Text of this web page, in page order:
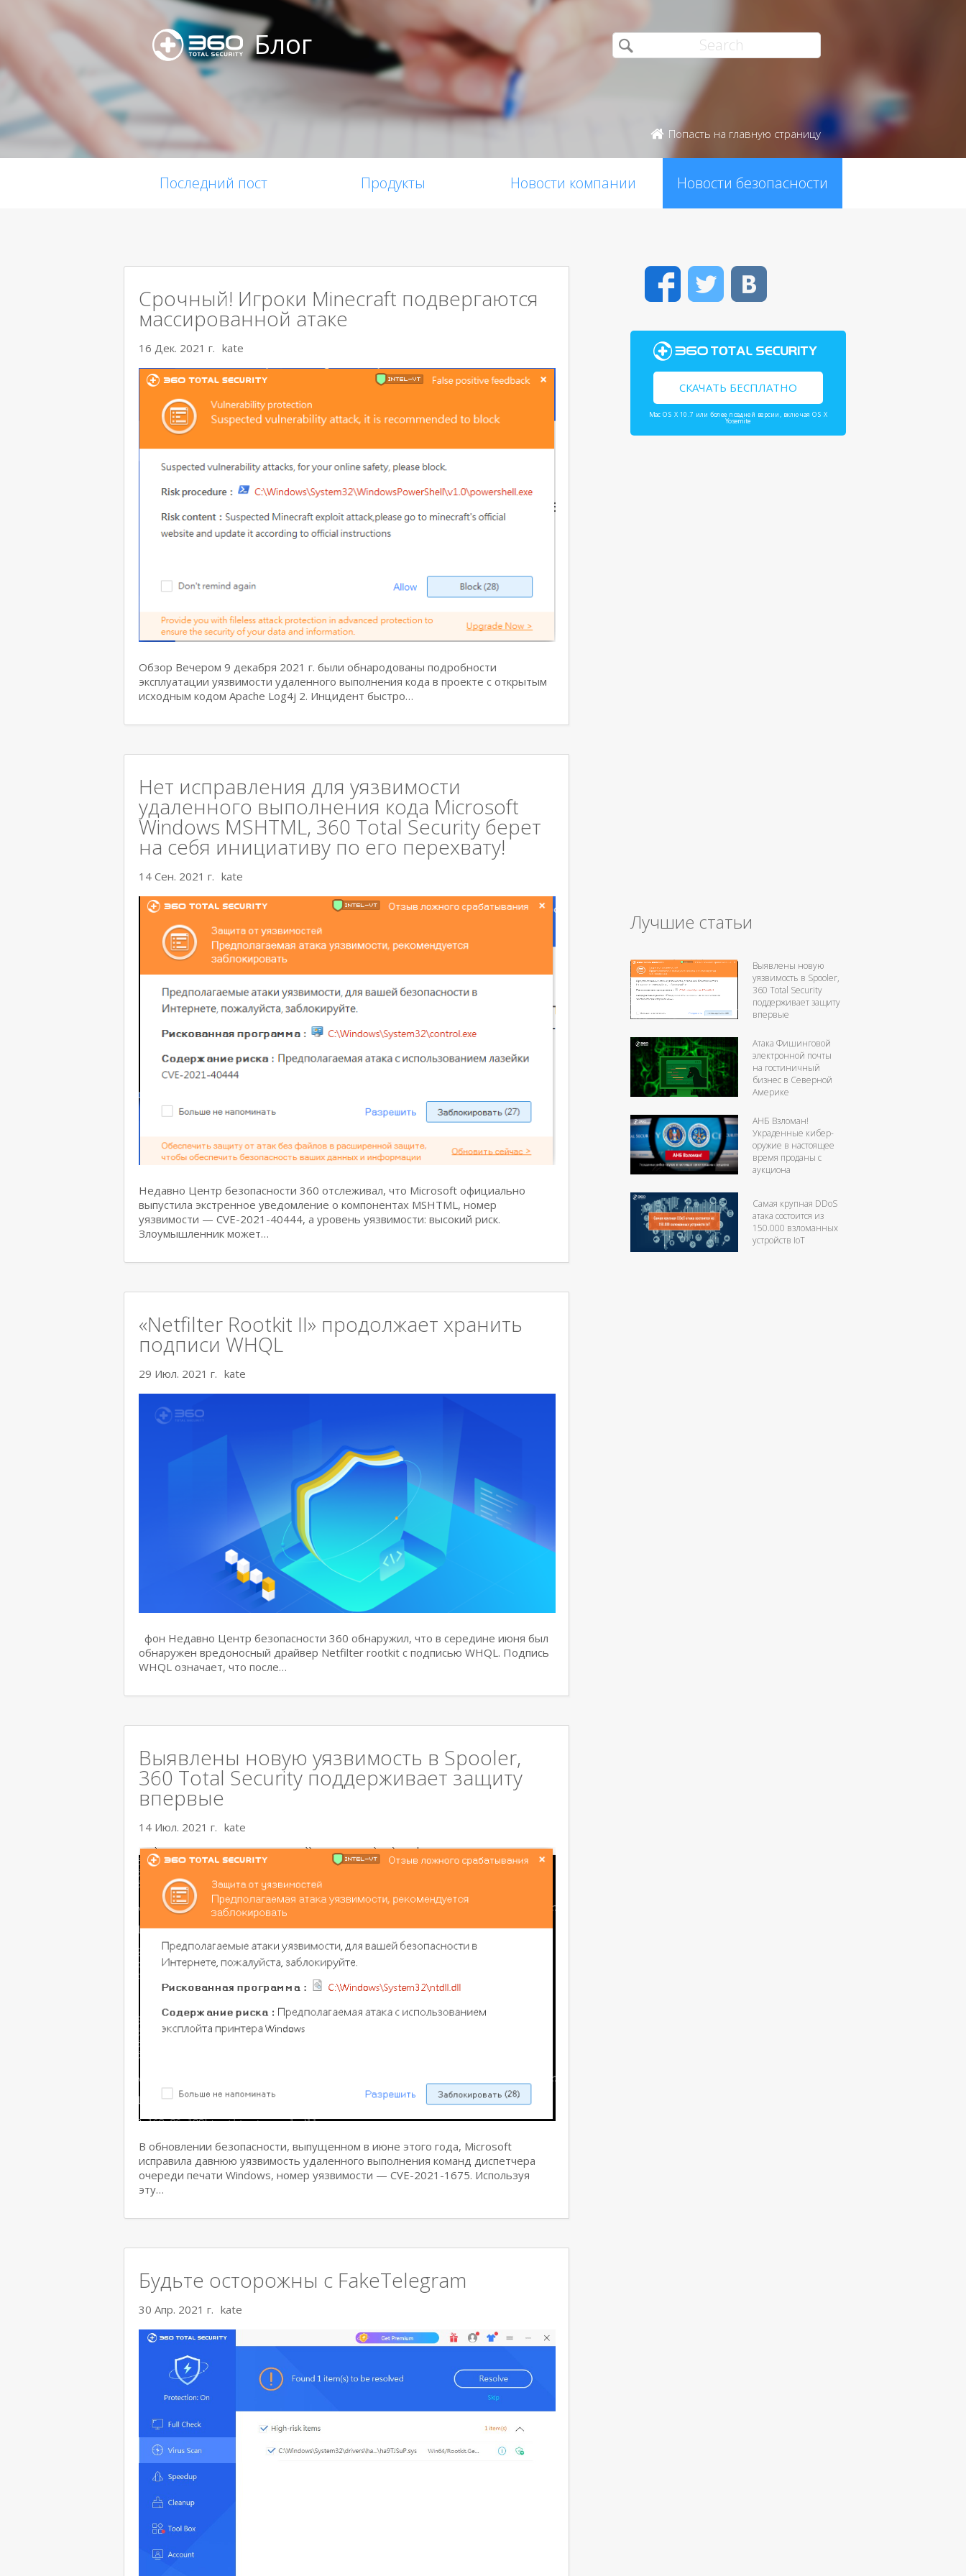
Блог
Попасть на главную страницу
Последний пост Продукты Новости компании Новости безопасности
Срочный! Игроки Minecraft подвергаются
массированной атаке
16 Дек. 2021 г. kate
Обзор Вечером 9 декабря 2021 г. были обнародованы подробности
эксплуатации уязвимости удаленного выполнения кода в проекте с открытым
исходным кодом Apache Log4j 2. Инцидент быстро…
Нет исправления для уязвимости
удаленного выполнения кода Microsoft
Windows MSHTML, 360 Total Security берет
на себя инициативу по его перехвату!
14 Сен. 2021 г. kate
Недавно Центр безопасности 360 отслеживал, что Microsoft официально
выпустила экстренное уведомление о компонентах MSHTML, номер
уязвимости — CVE-2021-40444, а уровень уязвимости: высокий риск.
Злоумышленник может…
«Netfilter Rootkit II» продолжает хранить
подписи WHQL
29 Июл. 2021 г. kate
фон Недавно Центр безопасности 360 обнаружил, что в середине июня был
обнаружен вредоносный драйвер Netfilter rootkit с подписью WHQL. Подпись
WHQL означает, что после…
Выявлены новую уязвимость в Spooler,
360 Total Security поддерживает защиту
впервые
14 Июл. 2021 г. kate
В обновлении безопасности, выпущенном в июне этого года, Microsoft
исправила давнюю уязвимость удаленного выполнения команд диспетчера
очереди печати Windows, номер уязвимости — CVE-2021-1675. Используя
эту…
Будьте осторожны с FakeTelegram
30 Апр. 2021 г. kate
FacebookTwitter
СКАЧАТЬ БЕСПЛАТНО
Mac OS X 10.7 или более поздней версии, включая OS X
Yosemite
Лучшие статьи
Выявлены новую
уязвимость в Spooler,
360 Total Security
поддерживает защиту
впервые
Атака Фишинговой
электронной почты
на гостиничный
бизнес в Северной
Америке
АНБ Взломан!
Украденные кибер-
оружие в настоящее
время проданы с
аукциона
Самая крупная DDoS
атака состоится из
150.000 взломанных
устройств IоT